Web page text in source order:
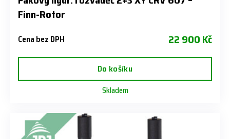
Finn-Rotor
Cena bez DPH 22 900 Kč
Do košíku
Skladem